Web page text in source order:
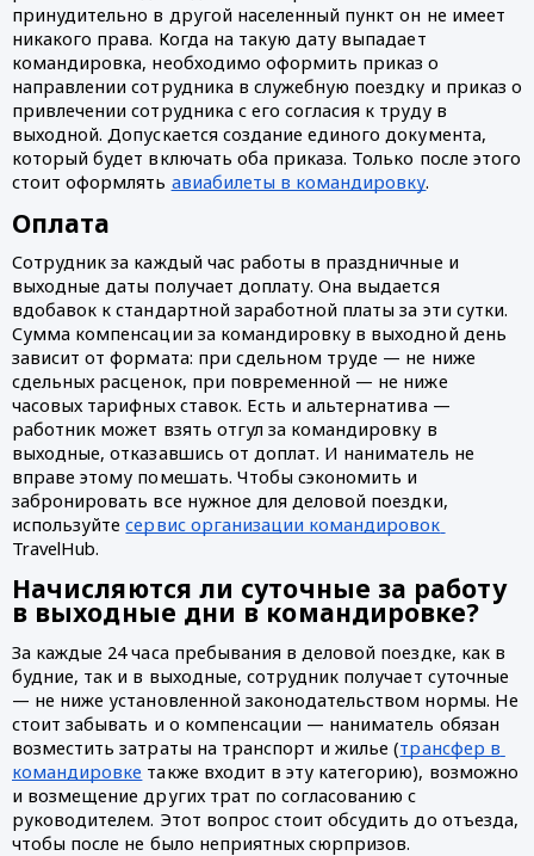
принудительно в другой населенный пункт он не имеет
никакого права. Когда на такую дату выпадает
командировка, необходимо оформить приказ о
направлении сотрудника в служебную поездку и приказ о
привлечении сотрудника с его согласия к труду в
выходной. Допускается создание единого документа,
который будет включать оба приказа. Только после этого
стоит оформлять авиабилеты в командировку.
Оплата
Сотрудник за каждый час работы в праздничные и
выходные даты получает доплату. Она выдается
вдобавок к стандартной заработной платы за эти сутки.
Сумма компенсации за командировку в выходной день
зависит от формата: при сдельном труде — не ниже
сдельных расценок, при повременной — не ниже
часовых тарифных ставок. Есть и альтернатива —
работник может взять отгул за командировку в
выходные, отказавшись от доплат. И наниматель не
вправе этому помешать. Чтобы сэкономить и
забронировать все нужное для деловой поездки,
используйте
TravelHub.
Начисляются ли суточные за работу
в выходные дни в командировке?
За каждые 24 часа пребывания в деловой поездке, как в
будние, так и в выходные, сотрудник получает суточные
— не ниже установленной законодательством нормы. Не
стоит забывать и о компенсации — наниматель обязан
возместить затраты на транспорт и жилье (трансфер в
командировке также входит в эту категорию), возможно
и возмещение других трат по согласованию с
руководителем. Этот вопрос стоит обсудить до отъезда,
чтобы после не было неприятных сюрпризов.